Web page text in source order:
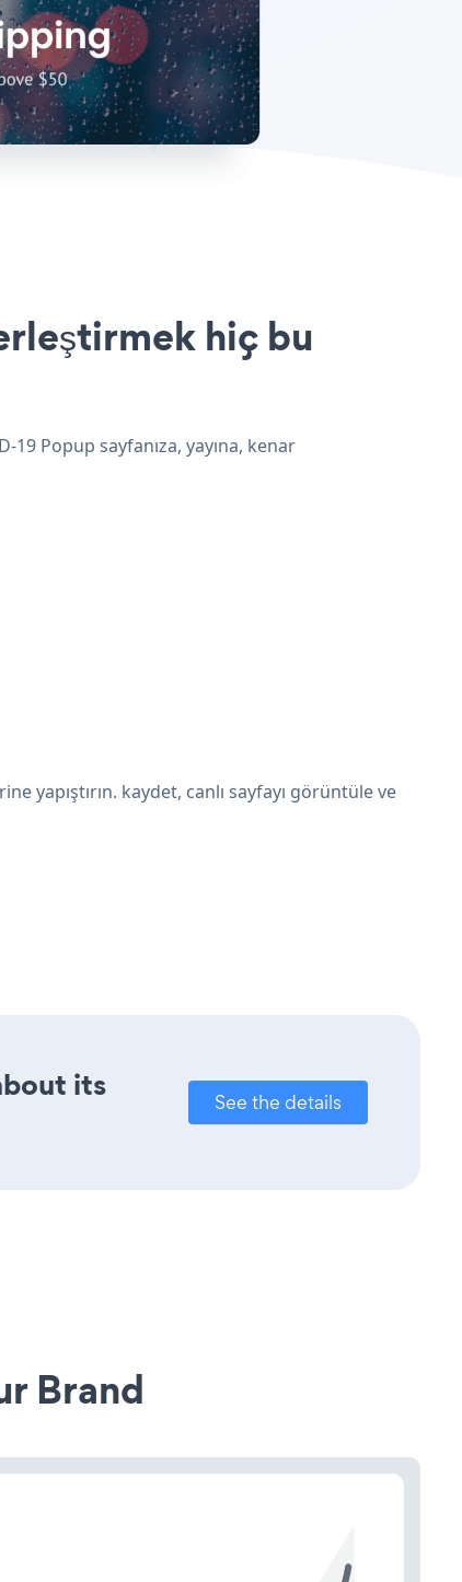
hiç bu
Popup sayfanıza, yayına, kenar
yapıştırın. kaydet, canlı sayfayı görüntüle ve
its
See the details
Brand